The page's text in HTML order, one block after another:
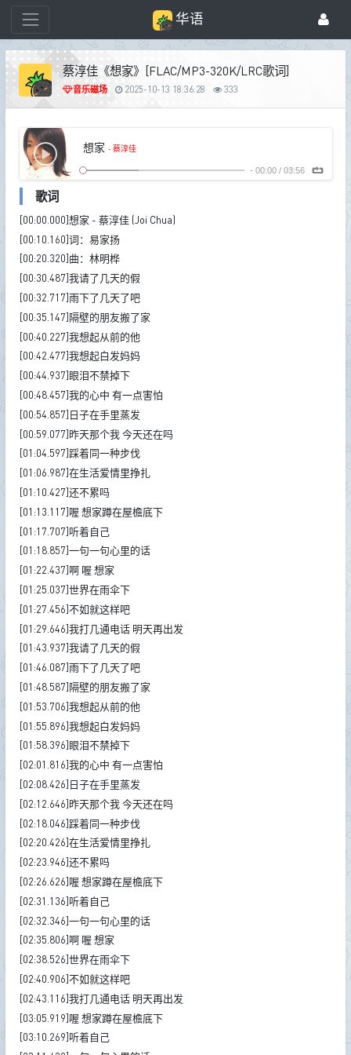
华语
蔡淳佳《想家》[FLAC/MP3-320K/LRC歌词]
音乐磁场 2025-10-13 18:36:28 333
想家 - 蔡淳佳
- 00:00/ 03:56
歌词
[00:00.000]想家 - 蔡淳佳 (Joi Chua)
[00:10.160]词：易家扬
[00:20.320]曲：林明桦
[00:30.487]我请了几天的假
[00:32.717]雨下了几天了吧
[00:35.147]隔壁的朋友搬了家
[00:40.227]我想起从前的他
[00:42.477]我想起白发妈妈
[00:44.937]眼泪不禁掉下
[00:48.457]我的心中 有一点害怕
[00:54.857]日子在手里蒸发
[00:59.077]昨天那个我 今天还在吗
[01:04.597]踩着同一种步伐
[01:06.987]在生活爱情里挣扎
[01:10.427]还不累吗
[01:13.117]喔 想家蹲在屋檐底下
[01:17.707]听着自己
[01:18.857]一句一句心里的话
[01:22.437]啊 喔 想家
[01:25.037]世界在雨伞下
[01:27.456]不如就这样吧
[01:29.646]我打几通电话 明天再出发
[01:43.937]我请了几天的假
[01:46.087]雨下了几天了吧
[01:48.587]隔壁的朋友搬了家
[01:53.706]我想起从前的他
[01:55.896]我想起白发妈妈
[01:58.396]眼泪不禁掉下
[02:01.816]我的心中 有一点害怕
[02:08.426]日子在手里蒸发
[02:12.646]昨天那个我 今天还在吗
[02:18.046]踩着同一种步伐
[02:20.426]在生活爱情里挣扎
[02:23.946]还不累吗
[02:26.626]喔 想家蹲在屋檐底下
[02:31.136]听着自己
[02:32.346]一句一句心里的话
[02:35.806]啊 喔 想家
[02:38.526]世界在雨伞下
[02:40.906]不如就这样吧
[02:43.116]我打几通电话 明天再出发
[03:05.919]喔 想家蹲在屋檐底下
[03:10.269]听着自己